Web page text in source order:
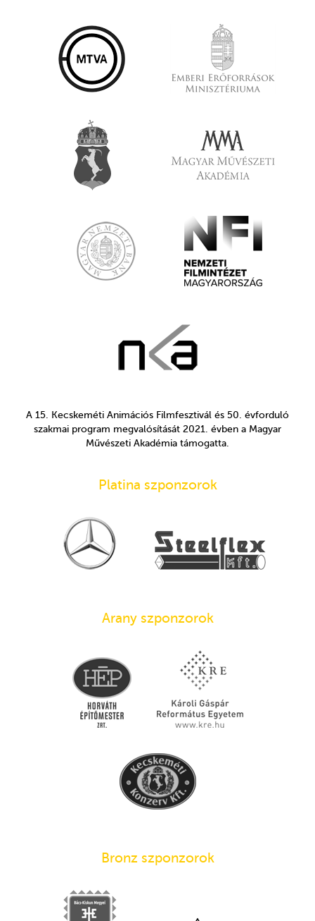
A 15. Kecskeméti Animációs Filmfesztivál és 50. évforduló
szakmai program megvalósítását 2021. évben a Magyar
Művészeti Akadémia támogatta.
Platina szponzorok
Arany szponzorok
Bronz szponzorok